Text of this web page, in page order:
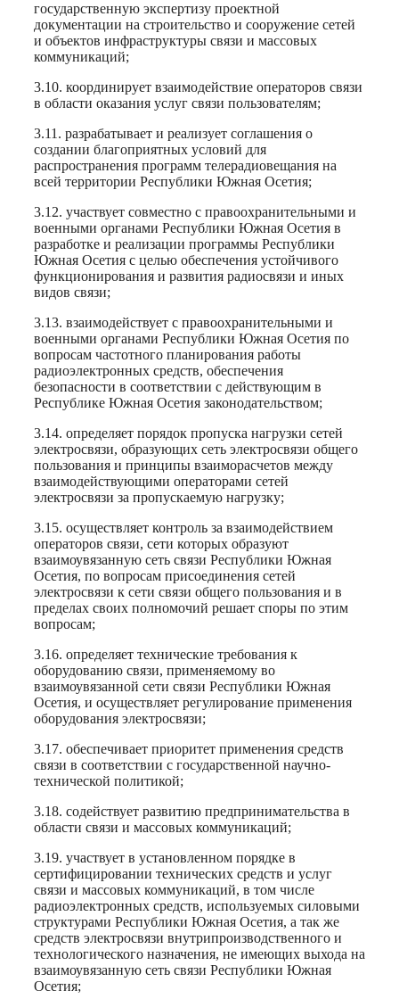
государственную экспертизу проектной
документации на строительство и сооружение сетей
и объектов инфраструктуры связи и массовых
коммуникаций;
3.10. координирует взаимодействие операторов связи
в области оказания услуг связи пользователям;
3.11. разрабатывает и реализует соглашения о
создании благоприятных условий для
распространения программ телерадиовещания на
всей территории Республики Южная Осетия;
3.12. участвует совместно с правоохранительными и
военными органами Республики Южная Осетия в
разработке и реализации программы Республики
Южная Осетия с целью обеспечения устойчивого
функционирования и развития радиосвязи и иных
видов связи;
3.13. взаимодействует с правоохранительными и
военными органами Республики Южная Осетия по
вопросам частотного планирования работы
радиоэлектронных средств, обеспечения
безопасности в соответствии с действующим в
Республике Южная Осетия законодательством;
3.14. определяет порядок пропуска нагрузки сетей
электросвязи, образующих сеть электросвязи общего
пользования и принципы взаиморасчетов между
взаимодействующими операторами сетей
электросвязи за пропускаемую нагрузку;
3.15. осуществляет контроль за взаимодействием
операторов связи, сети которых образуют
взаимоувязанную сеть связи Республики Южная
Осетия, по вопросам присоединения сетей
электросвязи к сети связи общего пользования и в
пределах своих полномочий решает споры по этим
вопросам;
3.16. определяет технические требования к
оборудованию связи, применяемому во
взаимоувязанной сети связи Республики Южная
Осетия, и осуществляет регулирование применения
оборудования электросвязи;
3.17. обеспечивает приоритет применения средств
связи в соответствии с государственной научно-
технической политикой;
3.18. содействует развитию предпринимательства в
области связи и массовых коммуникаций;
3.19. участвует в установленном порядке в
сертифицировании технических средств и услуг
связи и массовых коммуникаций, в том числе
радиоэлектронных средств, используемых силовыми
структурами Республики Южная Осетия, а так же
средств электросвязи внутрипроизводственного и
технологического назначения, не имеющих выхода на
взаимоувязанную сеть связи Республики Южная
Осетия;